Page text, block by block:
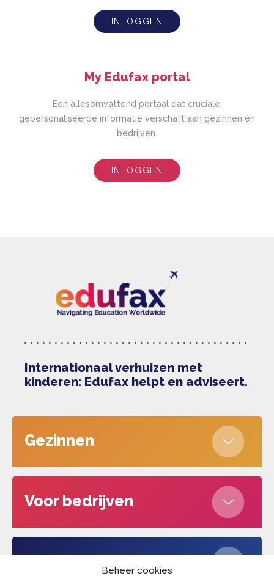
Beheer cookies
INLOGGEN
My Edufax portal
Een allesomvattend portaal dat cruciale,
gepersonaliseerde informatie verschaft aan gezinnen én
bedrijven.
INLOGGEN
Internationaal verhuizen met
kinderen: Edufax helpt en adviseert.
Gezinnen
Voor bedrijven